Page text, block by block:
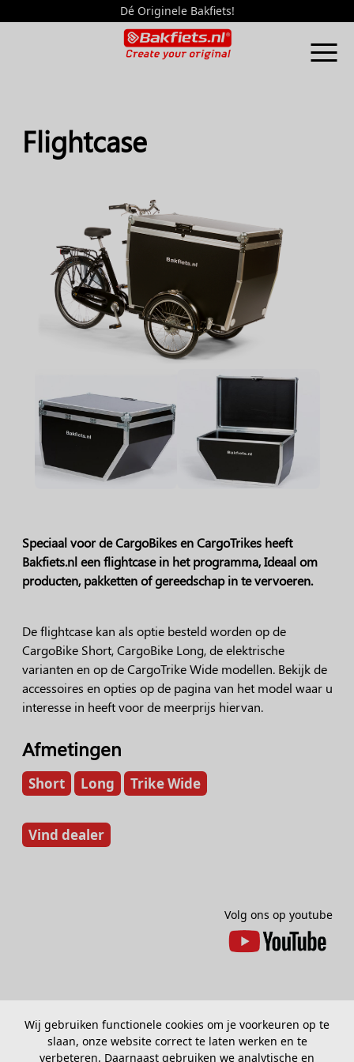
Wij gebruiken functionele cookies om je voorkeuren op te
slaan, onze website correct te laten werken en te
verbeteren. Daarnaast gebruiken we analytische en
Dé Originele Bakfiets!
Flightcase
Speciaal voor de CargoBikes en CargoTrikes heeft
Bakfiets.nl een flightcase in het programma, Ideaal om
producten, pakketten of gereedschap in te vervoeren.
De flightcase kan als optie besteld worden op de
CargoBike Short, CargoBike Long, de elektrische
varianten en op de CargoTrike Wide modellen. Bekijk de
accessoires en opties op de pagina van het model waar u
interesse in heeft voor de meerprijs hiervan.
Afmetingen
Short Long Trike Wide
Vind dealer
Volg ons op youtube